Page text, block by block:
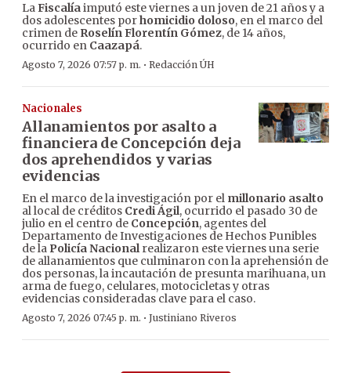
LaFiscalíaimputó este viernes a un joven de 21 años y a
dos adolescentes porhomicidio doloso, en el marco del
crimen de Roselín Florentín Gómez, de 14 años,
ocurrido en Caazapá.
Agosto 7, 2026 07:57 p. m. · Redacción ÚH
Nacionales
Allanamientos por asalto a
financiera de Concepción deja
dos aprehendidos y varias
evidencias
En el marco de la investigación por el millonario asalto
al local de créditos Credi Ágil, ocurrido el pasado 30 de
julio en el centro de Concepción, agentes del
Departamento de Investigaciones de Hechos Punibles
de la Policía Nacionalrealizaron este viernes una serie
de allanamientos que culminaron con la aprehensión de
dos personas, la incautación de presunta marihuana, un
arma de fuego, celulares, motocicletas y otras
evidencias consideradas clave para el caso.
Agosto 7, 2026 07:45 p. m. · Justiniano Riveros